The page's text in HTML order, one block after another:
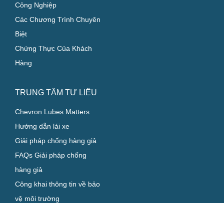
Công Nghiệp
Các Chương Trình Chuyên
Biệt
Chứng Thực Của Khách
Hàng
TRUNG TÂM TƯ LIỆU
Chevron Lubes Matters
Hướng dẫn lái xe
Giải pháp chống hàng giả
FAQs Giải pháp chống
hàng giả
Công khai thông tin về bảo
vệ môi trường